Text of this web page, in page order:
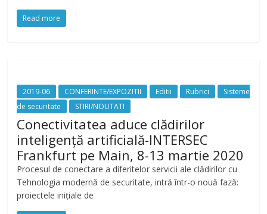
Read more
2019-06 CONFERINTE/EXPOZITII Editii Rubrici
Sisteme
de securitate
STIRI/NOUTATI
Conectivitatea aduce clădirilor
inteligență artificială-INTERSEC
Frankfurt pe Main, 8-13 martie 2020
Procesul de conectare a diferitelor servicii ale clădirilor cu
Tehnologia modernă de securitate, intră într-o nouă fază:
proiectele inițiale de